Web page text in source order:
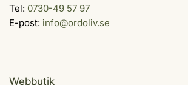
Tel: 0730-49 57 97
E-post: info@ordoliv.se
Webbutik